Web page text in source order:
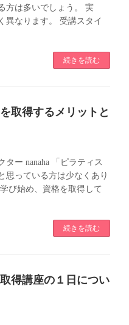
方は多いでしょう。 実
異なります。 受講スタイ
続きを読む
取得するメリットと
ー nanaha 「ピラティス
思っている方は少なくあり
び始め、資格を取得して
続きを読む
得講座の１日につい